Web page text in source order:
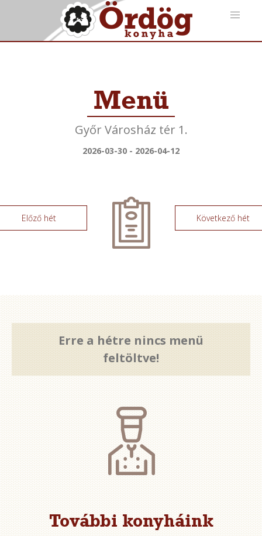
Menü
Győr Városház tér 1.
2026-03-30 - 2026-04-12
Előző hét Következő hét
Erre a hétre nincs menü
feltöltve!
További konyháink